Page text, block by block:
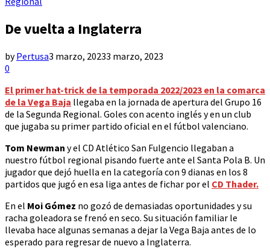
De vuelta a Inglaterra
byPertusa3 marzo, 20233 marzo, 2023
0
El primer hat-trick de la temporada 2022/2023 en la comarca
de la Vega Baja llegaba en la jornada de apertura del Grupo 16
de la Segunda Regional. Goles con acento inglés y en un club
que jugaba su primer partido oficial en el fútbol valenciano.
Tom Newman y el CD Atlético San Fulgencio llegaban a
nuestro fútbol regional pisando fuerte ante el Santa Pola B. Un
jugador que dejó huella en la categoría con 9 dianas en los 8
partidos que jugó en esa liga antes de fichar por el CD Thader.
En el Moi Gómez no gozó de demasiadas oportunidades y su
racha goleadora se frenó en seco. Su situación familiar le
llevaba hace algunas semanas a dejar la Vega Baja antes de lo
esperado para regresar de nuevo a Inglaterra.